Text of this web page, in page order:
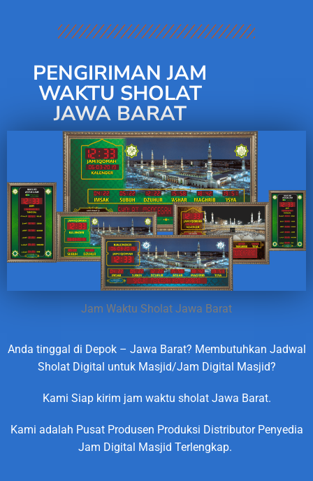
PENGIRIMAN JAM
WAKTU SHOLAT
JAWA BARAT
Jam Waktu Sholat Jawa Barat
Anda tinggal di Depok – Jawa Barat? Membutuhkan Jadwal
Sholat Digital untuk Masjid/Jam Digital Masjid?
Kami Siap kirim jam waktu sholat Jawa Barat.
Kami adalah Pusat Produsen Produksi Distributor Penyedia
Jam Digital Masjid Terlengkap.